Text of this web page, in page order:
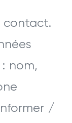
contact.
nom,
/